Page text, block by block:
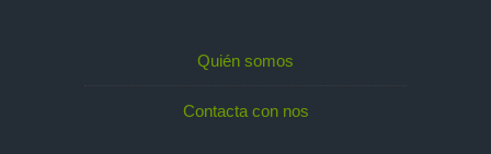
Quién somos
Contacta con nos